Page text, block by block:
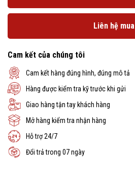
Liên hệ mua
Cam kết của chúng tôi
Cam kết hàng đúng hình, đúng mô tả
Hàng được kiểm tra kỹ trước khi gửi
Giao hàng tận tay khách hàng
Mở hàng kiểm tra nhận hàng
Hỗ trợ 24/7
Đổi trả trong 07 ngày